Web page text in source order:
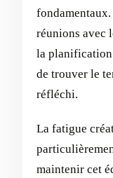
réunions avec
la planification
de trouver le
réfléchi.
La fatigue
maintenir cet